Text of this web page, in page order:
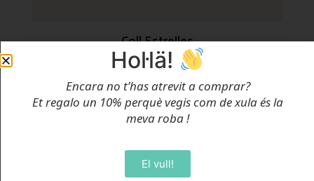
Coll Estrelles
Des de14,00 €
Selecciona Opcions
Hol·lä!
Encara no t’has atrevit a comprar?
Et regalo un 10% perquè vegis com de xula és la
meva roba!
El vull!